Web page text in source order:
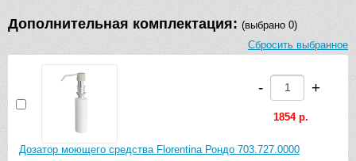
Дополнительная комплектация: (выбрано 0)
Сбросить выбранное
Дозатор моющего средства Florentina Рондо 703.727.0000
- +
1854 р.